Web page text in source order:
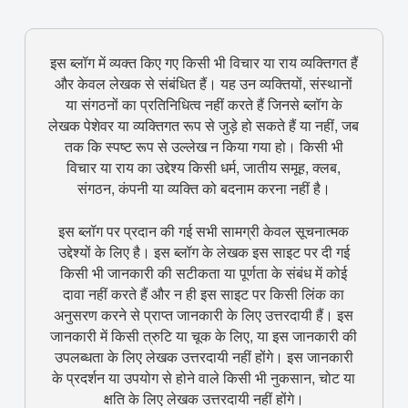
इस ब्लॉग में व्यक्त किए गए किसी भी विचार या राय व्यक्तिगत हैं
और केवल लेखक से संबंधित हैं। यह उन व्यक्तियों, संस्थानों
या संगठनों का प्रतिनिधित्व नहीं करते हैं जिनसे ब्लॉग के
लेखक पेशेवर या व्यक्तिगत रूप से जुड़े हो सकते हैं या नहीं, जब
तक कि स्पष्ट रूप से उल्लेख न किया गया हो। किसी भी
विचार या राय का उद्देश्य किसी धर्म, जातीय समूह, क्लब,
संगठन, कंपनी या व्यक्ति को बदनाम करना नहीं है।
इस ब्लॉग पर प्रदान की गई सभी सामग्री केवल सूचनात्मक
उद्देश्यों के लिए है। इस ब्लॉग के लेखक इस साइट पर दी गई
किसी भी जानकारी की सटीकता या पूर्णता के संबंध में कोई
दावा नहीं करते हैं और न ही इस साइट पर किसी लिंक का
अनुसरण करने से प्राप्त जानकारी के लिए उत्तरदायी हैं। इस
जानकारी में किसी त्रुटि या चूक के लिए, या इस जानकारी की
उपलब्धता के लिए लेखक उत्तरदायी नहीं होंगे। इस जानकारी
के प्रदर्शन या उपयोग से होने वाले किसी भी नुकसान, चोट या
क्षति के लिए लेखक उत्तरदायी नहीं होंगे।